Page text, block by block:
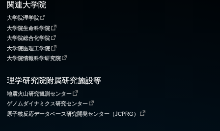
関連大学院
大学院理学院
大学院生命科学院
大学院総合化学院
大学院医理工学院
大学院情報科学研究院
理学研究院附属研究施設等
地震火山研究観測センター
ゲノムダイナミクス研究センター
原子核反応データベース研究開発センター（JCPRG）